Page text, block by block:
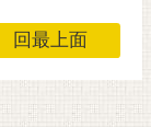
回最上面